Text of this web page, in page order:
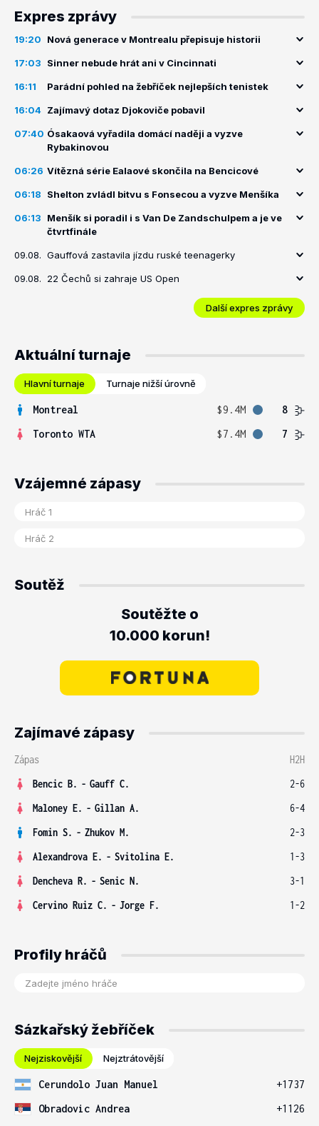
Expres zprávy
19:20 Nová generace v Montrealu přepisuje historii
17:03 Sinner nebude hrát ani v Cincinnati
16:11 Parádní pohled na žebříček nejlepších tenistek
16:04 Zajímavý dotaz Djokoviče pobavil
07:40 Ósakaová vyřadila domácí naději a vyzve
Rybakinovou
06:26 Vítězná série Ealaové skončila na Bencicové
06:18 Shelton zvládl bitvu s Fonsecou a vyzve Menšíka
06:13
Menšík si poradil i s Van De Zandschulpem a je ve
čtvrtfinále
09.08. Gauffová zastavila jízdu ruské teenagerky
09.08. 22 Čechů si zahraje US Open
Další expres zprávy
Aktuální turnaje
Hlavní turnaje Turnaje nižší úrovně
Montreal $9.4M
8
Toronto WTA
$7.4M 7
Vzájemné zápasy
Soutěž
Soutěžte o
10.000 korun!
Zajímavé zápasy
Zápas
H2H
Bencic B. - Gauff C.
2-6
Maloney E. - Gillan A.
6-4
Fomin S. - Zhukov M.
2-3
Alexandrova E. - Svitolina E.
1-3
Dencheva R. - Senic N.
3-1
Cervino Ruiz C. - Jorge F. 1-2
Profily hráčů
Sázkařský žebříček
Nejziskovější Nejztrátovější
Cerundolo Juan Manuel
+1737
Obradovic Andrea
+1126